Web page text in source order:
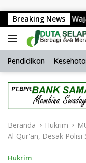
Breaking News
karena
Pendidikan
Beranda Hukrim
Al-Qur'an, Desak Polisi
Hukrim